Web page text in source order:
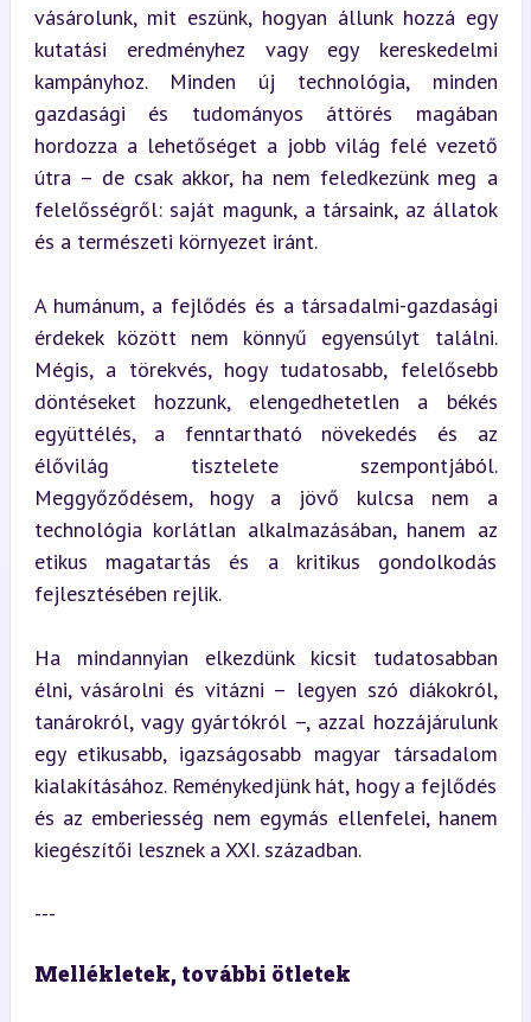
vásárolunk, mit eszünk, hogyan állunk hozzá egy
kutatási eredményhez vagy egy kereskedelmi
kampányhoz. Minden új technológia, minden
gazdasági és tudományos áttörés magában
hordozza a lehetőséget a jobb világ felé vezető
útra – de csak akkor, ha nem feledkezünk meg a
felelősségről: saját magunk, a társaink, az állatok
és a természeti környezet iránt.
A humánum, a fejlődés és a társadalmi-gazdasági
érdekek között nem könnyű egyensúlyt találni.
Mégis, a törekvés, hogy tudatosabb, felelősebb
döntéseket hozzunk, elengedhetetlen a békés
együttélés, a fenntartható növekedés és az
élővilág tisztelete szempontjából.
Meggyőződésem, hogy a jövő kulcsa nem a
technológia korlátlan alkalmazásában, hanem az
etikus magatartás és a kritikus gondolkodás
fejlesztésében rejlik.
Ha mindannyian elkezdünk kicsit tudatosabban
élni, vásárolni és vitázni – legyen szó diákokról,
tanárokról, vagy gyártókról –, azzal hozzájárulunk
egy etikusabb, igazságosabb magyar társadalom
kialakításához. Reménykedjünk hát, hogy a fejlődés
és az emberiesség nem egymás ellenfelei, hanem
kiegészítői lesznek a XXI. században.
---
Mellékletek, további ötletek